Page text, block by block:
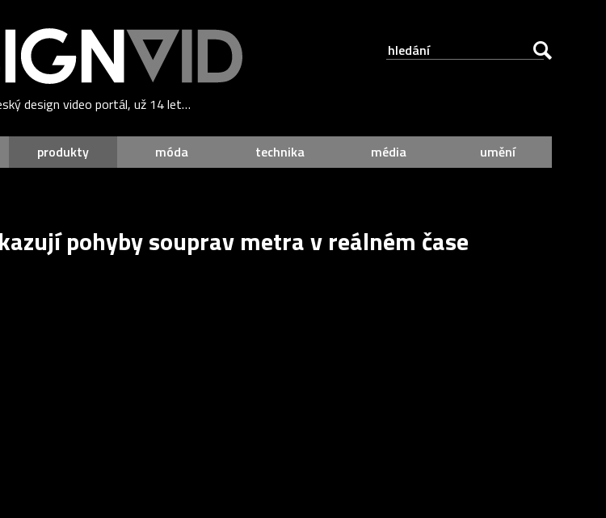
design video portál, už 14 let…
produkty móda technika média umění
pohyby souprav metra v reálném čase